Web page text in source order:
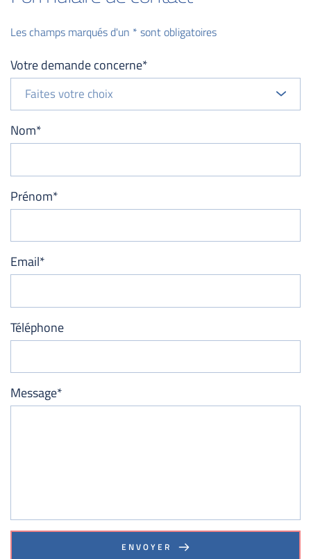
Les champs marqués d'un * sont obligatoires
Votre demande concerne*
Faites votre choix
Nom*
Prénom*
Email*
Téléphone
Message*
ENVOYER